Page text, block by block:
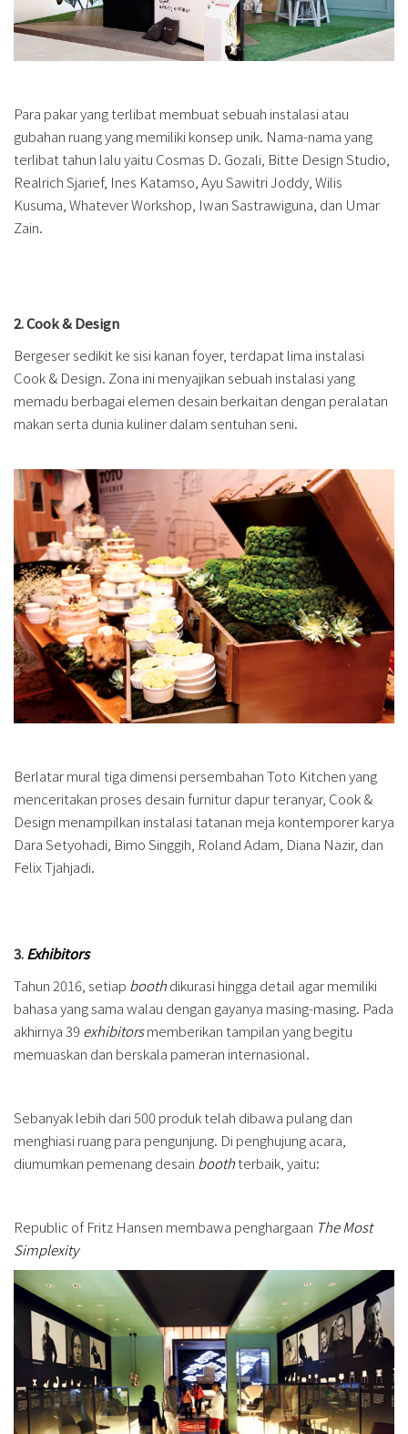
Para pakar yang terlibat membuat sebuah instalasi atau
gubahan ruang yang memiliki konsep unik. Nama-nama yang
terlibat tahun lalu yaitu Cosmas D. Gozali, Bitte Design Studio,
Realrich Sjarief, Ines Katamso, Ayu Sawitri Joddy, Wilis
Kusuma, Whatever Workshop, Iwan Sastrawiguna, dan Umar
Zain.
2. Cook & Design
Bergeser sedikit ke sisi kanan foyer, terdapat lima instalasi
Cook & Design. Zona ini menyajikan sebuah instalasi yang
memadu berbagai elemen desain berkaitan dengan peralatan
makan serta dunia kuliner dalam sentuhan seni.
Berlatar mural tiga dimensi persembahan Toto Kitchen yang
menceritakan proses desain furnitur dapur teranyar, Cook &
Design menampilkan instalasi tatanan meja kontemporer karya
Dara Setyohadi, Bimo Singgih, Roland Adam, Diana Nazir, dan
Felix Tjahjadi.
3.Exhibitors
Tahun 2016, setiap boothdikurasi hingga detail agar memiliki
bahasa yang sama walau dengan gayanya masing-masing. Pada
akhirnya 39exhibitorsmemberikan tampilan yang begitu
memuaskan dan berskala pameran internasional.
Sebanyak lebih dari 500 produk telah dibawa pulang dan
menghiasi ruang para pengunjung. Di penghujung acara,
diumumkan pemenang desain boothterbaik, yaitu:
Republic of Fritz Hansen membawa penghargaan The Most
Simplexity